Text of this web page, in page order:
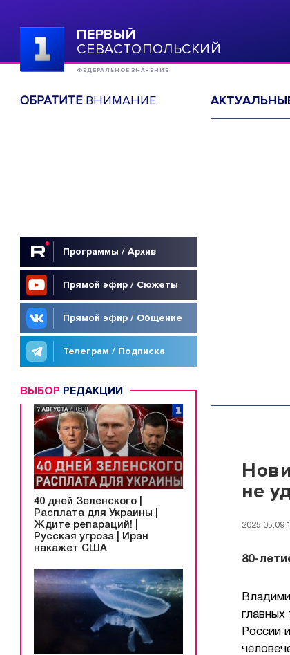
ПЕРВЫЙ
СЕВАСТОПОЛЬСКИЙ
ФЕДЕРАЛЬНОЕ ЗНАЧЕНИЕ
ОБРАТИТЕВНИМАНИЕ
Программы / Архив
Прямой эфир / Сюжеты
Прямой эфир / Общение
Телеграм / Подписка
ВЫБОР РЕДАКЦИИ
40 дней Зеленского |
Расплата для Украины |
Ждите репараций! |
Русская угроза | Иран
накажет США
не
2025.05.09
80-
России